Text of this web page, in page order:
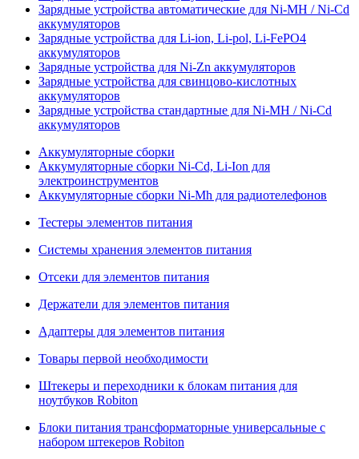
Зарядные устройства автоматические для Ni-MH / Ni-Cd
аккумуляторов
Зарядные устройства для Li-ion, Li-pol, Li-FePO4
аккумуляторов
Зарядные устройства для Ni-Zn аккумуляторов
Зарядные устройства для свинцово-кислотных
аккумуляторов
Зарядные устройства стандартные для Ni-MH / Ni-Cd
аккумуляторов
Аккумуляторные сборки
Аккумуляторные сборки Ni-Cd, Li-Ion для
электроинструментов
Аккумуляторные сборки Ni-Mh для радиотелефонов
Тестеры элементов питания
Системы хранения элементов питания
Отсеки для элементов питания
Держатели для элементов питания
Адаптеры для элементов питания
Товары первой необходимости
Штекеры и переходники к блокам питания для
ноутбуков Robiton
Блоки питания трансформаторные универсальные с
набором штекеров Robiton